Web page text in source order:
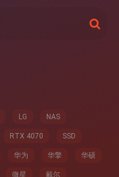
搜
索
LG NAS
RTX 4070 SSD
华为 华擎 华硕
微星 戴尔